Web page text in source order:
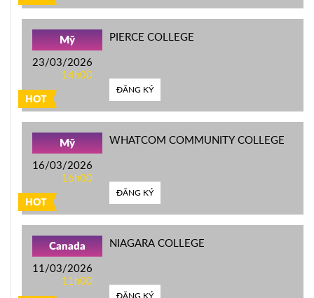
HOT
Mỹ
23/03/2026
14h00
PIERCE COLLEGE
ĐĂNG KÝ
HOT
Mỹ
16/03/2026
16h00
WHATCOM COMMUNITY COLLEGE
ĐĂNG KÝ
Canada
11/03/2026
11h00
NIAGARA COLLEGE
ĐĂNG KÝ